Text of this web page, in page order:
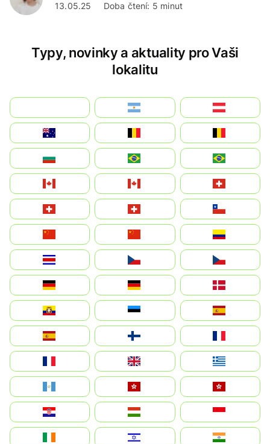
13.05.25 Doba čtení: 5 minut
Typy, novinky a aktuality pro Vaši
lokalitu
بالعربية
Argentina
Österreich
Australia
België
Belgique
България
Brasil (ES)
Brasil
Canada (FR)
Canada
Svizzera
Suisse
Schweiz
Chile
中国
China
Colombia
Costa Rica
Czechia
Česko
Deutschland
Germany
Danmark
Ecuador
Eesti
Spain
España
Suomi
France
France
United Kingdom
Ελλάδα
Guatemala
Hong Kong
中國香港特別行政區
Hrvatska
Magyarország
Indonesia
Ireland
ישראל
भारत